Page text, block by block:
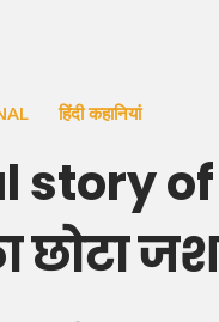
हिंदी कहानियां
story
छोटा